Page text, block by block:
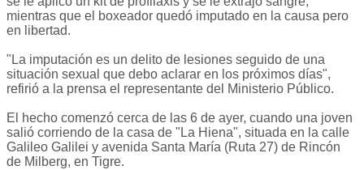
mientras que el boxeador quedó imputado en la causa pero
en libertad.
"La imputación es un delito de lesiones seguido de una
situación sexual que debo aclarar en los próximos días",
refirió a la prensa el representante del Ministerio Público.
El hecho comenzó cerca de las 6 de ayer, cuando una joven
salió corriendo de la casa de "La Hiena", situada en la calle
Galileo Galilei y avenida Santa María (Ruta 27) de Rincón
de Milberg, en Tigre.